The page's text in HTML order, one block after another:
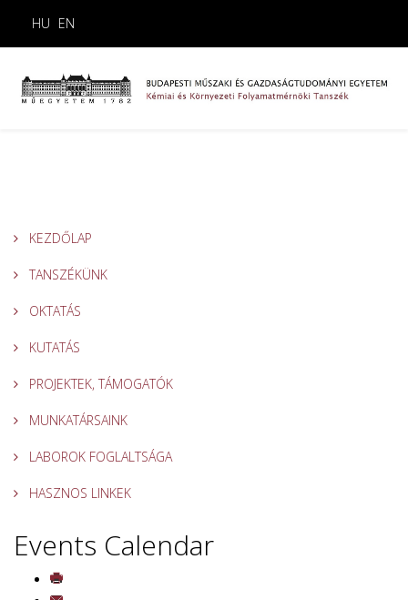
HU EN
KEZDŐLAP
TANSZÉKÜNK
OKTATÁS
KUTATÁS
PROJEKTEK, TÁMOGATÓK
MUNKATÁRSAINK
LABOROK FOGLALTSÁGA
HASZNOS LINKEK
Events Calendar